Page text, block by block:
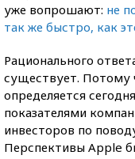
уже вопрошают: не
так же быстро, как
Рационального
существует. Потому
определяется
показателями
инвесторов по
Перспективы Apple